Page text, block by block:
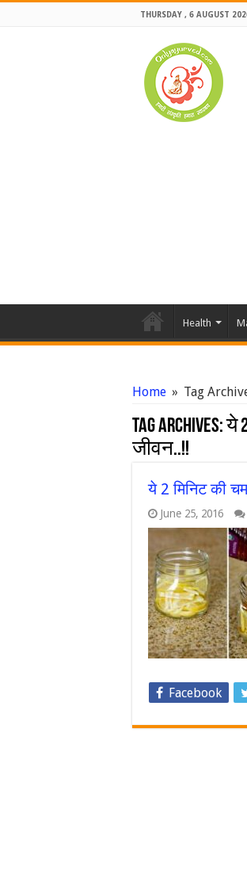
THURSDAY , 6 AUGUST
Health
Home » Tag
Tag Archives:ये
जीवन..!!
ये 2 मिनिट की
June 25, 2016
Facebook